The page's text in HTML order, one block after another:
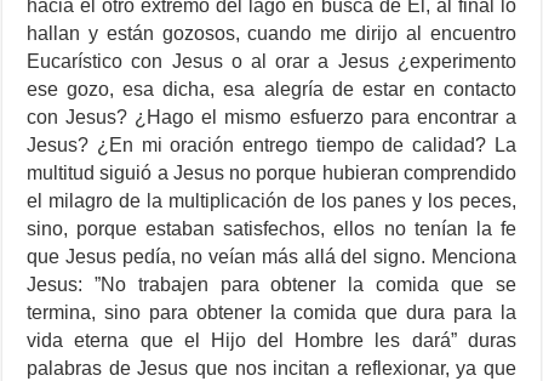
hacia el otro extremo del lago en busca de Él, al final lo
hallan y están gozosos, cuando me dirijo al encuentro
Eucarístico con Jesus o al orar a Jesus ¿experimento
ese gozo, esa dicha, esa alegría de estar en contacto
con Jesus? ¿Hago el mismo esfuerzo para encontrar a
Jesus? ¿En mi oración entrego tiempo de calidad? La
multitud siguió a Jesus no porque hubieran comprendido
el milagro de la multiplicación de los panes y los peces,
sino, porque estaban satisfechos, ellos no tenían la fe
que Jesus pedía, no veían más allá del signo. Menciona
Jesus: ”No trabajen para obtener la comida que se
termina, sino para obtener la comida que dura para la
vida eterna que el Hijo del Hombre les dará” duras
palabras de Jesus que nos incitan a reflexionar, ya que